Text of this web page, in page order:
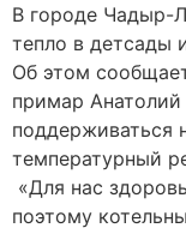
В городе Чадыр-
тепло в детсады
Об этом
примар
поддерживаться
температурный
«Для нас
поэтому